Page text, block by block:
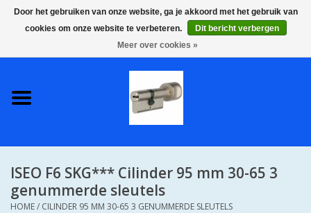
0 Artikelen - €0,00
S2 COMPLETE VEILIGE
SKG**
ISEO F6 SKG*** Cilinder 95 mm 30-65 3
genummerde sleutels
HOME/ CILINDER 95 MM 30-65 3 GENUMMERDE SLEUTELS
Door het gebruiken van onze website, ga je akkoord met het gebruik van
cookies om onze website te verbeteren.
Dit bericht verbergen
Meer over cookies »